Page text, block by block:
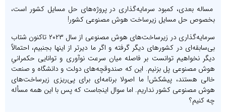
مساله بعدی، کمبود سرمایه‌گذاری در پروژه‌های حل مسایل کشور است،
بخصوص حل مسایل زیرساخت هوش مصنوعی کشور!
سرمایه‌گذاری در زیرساخت‌های هوش مصنوعی از سال ۲۰۲۳ تاکنون شتاب
بی‌سابقه‌ای در کشورهای دیگر گرفته و اگر ما دیرتر از اینها بجنبیم، احتمالاً
دیگر نخواهیم توانست بر فاصله میان سرعت نوآوری و توانایی حکمرانیِ
هوش مصنوعی پل بزنیم. این که صندوقچه‌های دولت و دانشگاه و صنعت
خالی هستند، پیشکش! ما اصولا برنامه‌ای برای پی‌ریزی زیرساخت‌های
هوش مصنوعی کشور نداریم. اما سوال اینجاست که پس با این همه مسأله
چه کنیم؟